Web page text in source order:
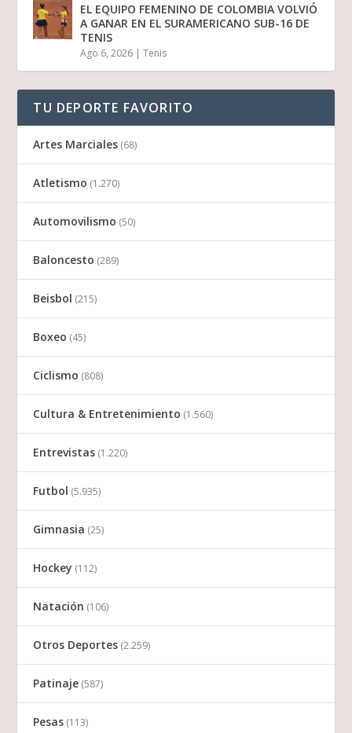
EL EQUIPO FEMENINO DE COLOMBIA VOLVIÓ
A GANAR EN EL SURAMERICANO SUB-16 DE
TENIS
Ago 6, 2026 |Tenis
TU DEPORTE FAVORITO
Artes Marciales (68)
Atletismo (1.270)
Automovilismo (50)
Baloncesto (289)
Beisbol (215)
Boxeo (45)
Ciclismo (808)
Cultura & Entretenimiento (1.560)
Entrevistas (1.220)
Futbol (5.935)
Gimnasia (25)
Hockey (112)
Natación (106)
Otros Deportes (2.259)
Patinaje (587)
Pesas (113)